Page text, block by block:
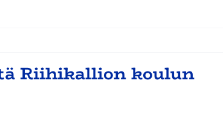
Riihikallion koulun